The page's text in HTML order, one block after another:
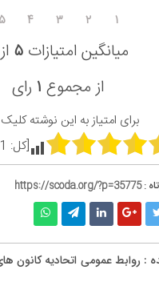
۱ ۲ ۳ ۴ ۵
میانگین امتیازات ۵ از ۵
از مجموع ۱ رای
برای امتیاز به این نوشته
[کل: 1
:
https://scoda.org/?p=35775
: روابط عمومی اتحادیه کانون